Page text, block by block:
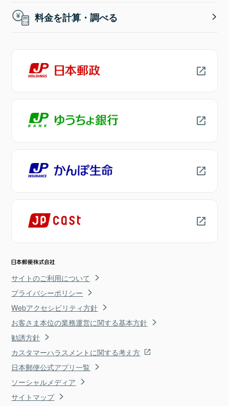
料金を計算・調べる
サイトのご利用について
プライバシーポリシー
Webアクセシビリティ方針
お客さま本位の業務運営に関する基本方針
勧誘方針
カスタマーハラスメントに関する考え方
日本郵便公式アプリ一覧
ソーシャルメディア
サイトマップ